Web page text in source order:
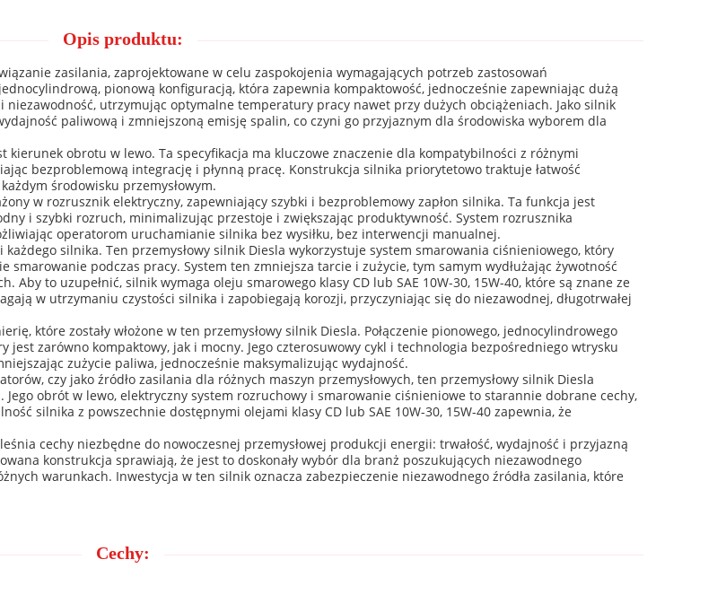
Opis produktu:
zasilania, zaprojektowane w celu zaspokojenia wymagających potrzeb zastosowań
pionową konfiguracją, która zapewnia kompaktowość, jednocześnie zapewniając dużą
niezawodność, utrzymując optymalne temperatury pracy nawet przy dużych obciążeniach. Jako silnik
paliwową i zmniejszoną emisję spalin, co czyni go przyjaznym dla środowiska wyborem dla
kierunek obrotu w lewo. Ta specyfikacja ma kluczowe znaczenie dla kompatybilności z różnymi
bezproblemową integrację i płynną pracę. Konstrukcja silnika priorytetowo traktuje łatwość
środowisku przemysłowym.
w rozrusznik elektryczny, zapewniający szybki i bezproblemowy zapłon silnika. Ta funkcja jest
i szybki rozruch, minimalizując przestoje i zwiększając produktywność. System rozrusznika
operatorom uruchamianie silnika bez wysiłku, bez interwencji manualnej.
silnika. Ten przemysłowy silnik Diesla wykorzystuje system smarowania ciśnieniowego, który
podczas pracy. System ten zmniejsza tarcie i zużycie, tym samym wydłużając żywotność
to uzupełnić, silnik wymaga oleju smarowego klasy CD lub SAE 10W-30, 15W-40, które są znane ze
w utrzymaniu czystości silnika i zapobiegają korozji, przyczyniając się do niezawodnej, długotrwałej
które zostały włożone w ten przemysłowy silnik Diesla. Połączenie pionowego, jednocylindrowego
jest zarówno kompaktowy, jak i mocny. Jego czterosuwowy cykl i technologia bezpośredniego wtrysku
zużycie paliwa, jednocześnie maksymalizując wydajność.
czy jako źródło zasilania dla różnych maszyn przemysłowych, ten przemysłowy silnik Diesla
obrót w lewo, elektryczny system rozruchowy i smarowanie ciśnieniowe to starannie dobrane cechy,
silnika z powszechnie dostępnymi olejami klasy CD lub SAE 10W-30, 15W-40 zapewnia, że
cechy niezbędne do nowoczesnej przemysłowej produkcji energii: trwałość, wydajność i przyjazną
konstrukcja sprawiają, że jest to doskonały wybór dla branż poszukujących niezawodnego
warunkach. Inwestycja w ten silnik oznacza zabezpieczenie niezawodnego źródła zasilania, które
Cechy: